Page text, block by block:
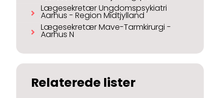
Lægesekretær Ungdomspsykiatri
Aarhus - Region Midtjylland
Lægesekretær Mave-Tarmkirurgi -
Aarhus N
Relaterede lister